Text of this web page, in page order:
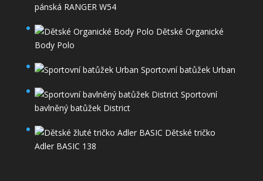
pánská RANGER W54
Dětské Organické
Body Polo
Sportovní batůžek Urban
Sportovní
bavlněný batůžek District
Dětské tričko
Adler BASIC 138